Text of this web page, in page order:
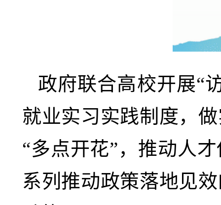
政府联合高校开展“
就业实习实践制度，
“多点开花”，推动人
系列推动政策落地见